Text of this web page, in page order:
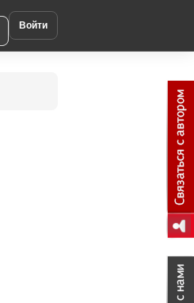
Войти